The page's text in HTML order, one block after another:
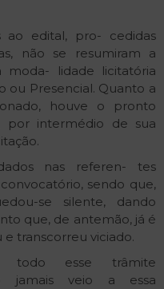
ao edital, pro- cedidas
não se resumiram a
lidade licitatória
ou Presencial. Quanto a
houve o pronto
por intermédio de sua
nas referen- tes
sendo que,
se silente, dando
que, de antemão, já é
e transcorreu viciado.
todo esse trâmite
jamais veio a essa